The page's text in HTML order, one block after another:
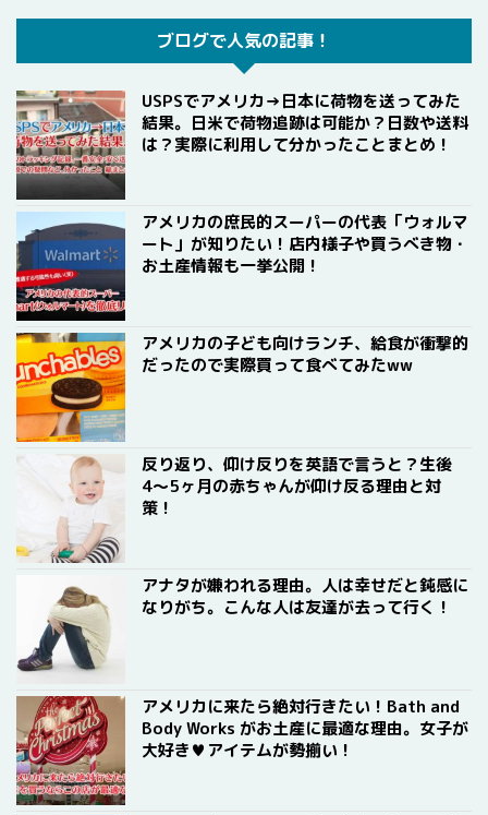
ブログで人気の記事！
USPSでアメリカ→日本に荷物を送ってみた
結果。日米で荷物追跡は可能か？日数や送料
は？実際に利用して分かったことまとめ！
アメリカの庶民的スーパーの代表「ウォルマ
ート」が知りたい！店内様子や買うべき物・
お土産情報も一挙公開！
アメリカの子ども向けランチ、給食が衝撃的
だったので実際買って食べてみたww
反り返り、仰け反りを英語で言うと？生後
4〜5ヶ月の赤ちゃんが仰け反る理由と対
策！
アナタが嫌われる理由。人は幸せだと鈍感に
なりがち。こんな人は友達が去って行く！
アメリカに来たら絶対行きたい！Bath and
Body Works がお土産に最適な理由。女子が
大好き♥アイテムが勢揃い！